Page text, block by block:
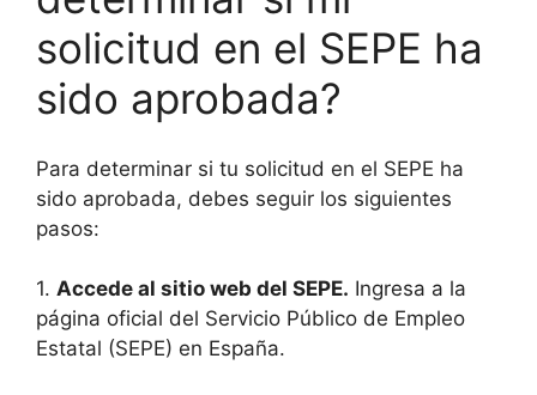
solicitud en el SEPE ha
sido aprobada?
Para determinar si tu solicitud en el SEPE ha
sido aprobada, debes seguir los siguientes
pasos:
1. Accede al sitio web del SEPE. Ingresa a la
página oficial del Servicio Público de Empleo
Estatal (SEPE) en España.